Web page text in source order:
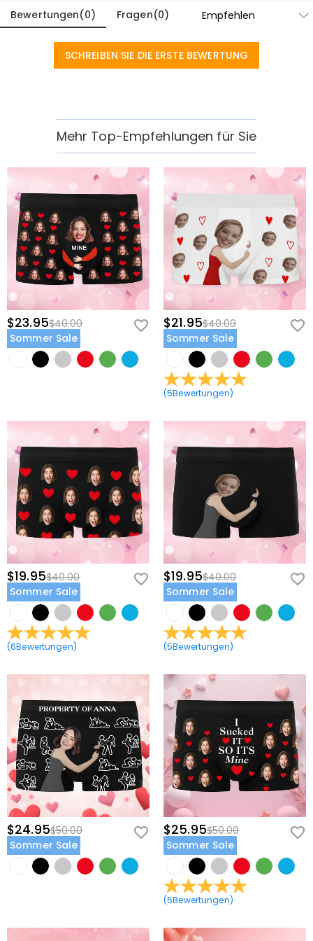
Bewertungen(0) Fragen(0)
SCHREIBEN SIE DIE ERSTE BEWERTUNG
Mehr Top-Empfehlungen für Sie
$23.95$40.00
Sommer Sale
$21.95$40.00
Sommer Sale
(5Bewertungen)
$19.95$40.00
Sommer Sale
(6Bewertungen)
$19.95$40.00
Sommer Sale
(5Bewertungen)
$24.95$50.00
Sommer Sale
$25.95$50.00
Sommer Sale
(5Bewertungen)